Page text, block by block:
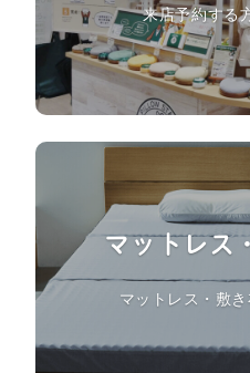
来店予約する
マットレス
マットレス・敷